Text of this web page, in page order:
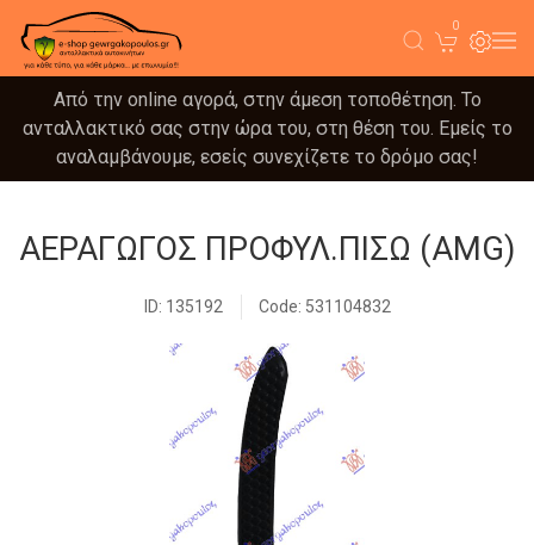
0
Από την online αγορά, στην άμεση τοποθέτηση. Το
ανταλλακτικό σας στην ώρα του, στη θέση του. Εμείς το
αναλαμβάνουμε, εσείς συνεχίζετε το δρόμο σας!
ΑΕΡΑΓΩΓΟΣ ΠΡΟΦΥΛ.ΠΙΣΩ (AMG)
ID: 135192 Code: 531104832